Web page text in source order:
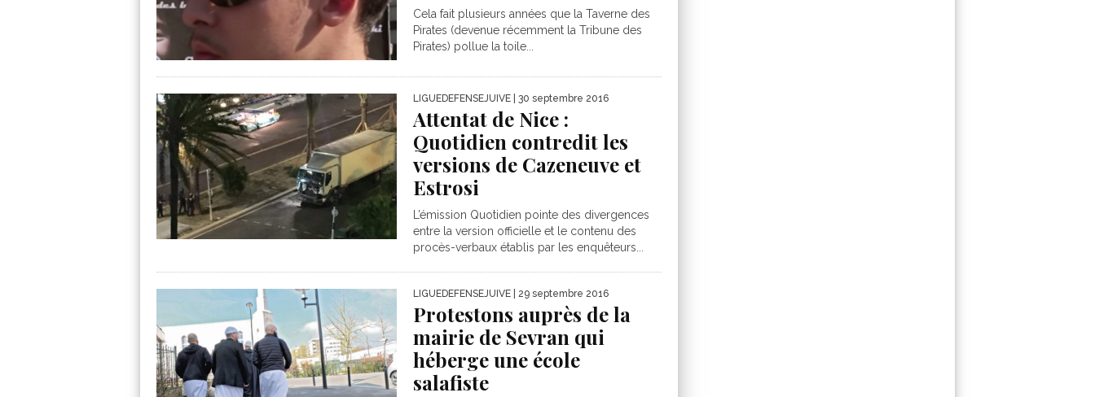
Cela fait plusieurs années que la Taverne des
Pirates (devenue récemment la Tribune des
Pirates) pollue la toile...
LIGUEDEFENSEJUIVE | 30 septembre 2016
Attentat de Nice :
Quotidien contredit les
versions de Cazeneuve et
Estrosi
L’émission Quotidien pointe des divergences
entre la version officielle et le contenu des
procès-verbaux établis par les enquêteurs...
LIGUEDEFENSEJUIVE | 29 septembre 2016
Protestons auprès de la
mairie de Sevran qui
héberge une école
salafiste